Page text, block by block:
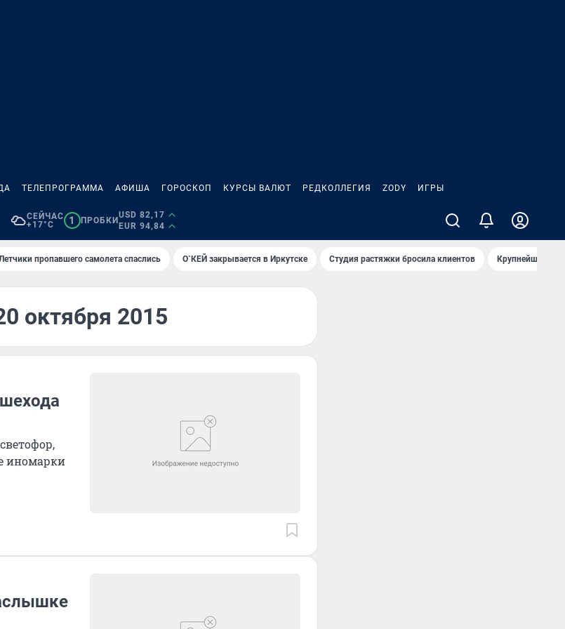
ТЕЛЕПРОГРАММА АФИША ГОРОСКОП КУРСЫ ВАЛЮТ РЕДКОЛЛЕГИЯ ZODY ИГРЫ
СЕЙЧАС
+17°C
1 ПРОБКИ
USD 82,17
EUR 94,84
пропавшего самолета спаслись О`КЕЙ закрывается в Иркутске Студия растяжки бросила клиентов Крупнейшие
октября 2015
иномарки